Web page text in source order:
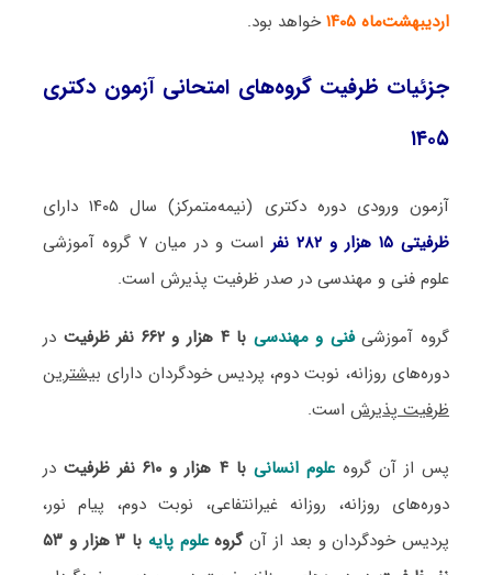
اردیبهشت‌ماه ۱۴۰۵
خواهد بود.
جزئیات ظرفیت گروه‌های امتحانی آزمون دکتری
۱۴۰۵
آزمون ورودی دوره دکتری (نیمه‌متمرکز) سال ۱۴۰۵ دارای
ظرفیتی ۱۵ هزار و ۲۸۲ نفر
است و در میان ۷ گروه آموزشی
علوم فنی و مهندسی در صدر ظرفیت پذیرش است.
گروه آموزشیفنی و مهندسی با ۴ هزار و ۶۶۲ نفر ظرفیت
در
دوره‌های روزانه، نوبت دوم، پردیس خودگردان دارای بیشترین
ظرفیت پذیرشاست.
پس از آن گروهعلوم انسانی با ۴ هزار و ۶۱۰ نفر ظرفیت
در
دوره‌های روزانه، روزانه غیرانتفاعی، نوبت دوم، پیام نور،
پردیس خودگردان و بعد از آنگروهعلوم پایه
با ۳ هزار و ۵۳